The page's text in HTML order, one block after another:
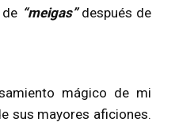
“meigas”después de
mágico de mi
sus mayores aficiones.